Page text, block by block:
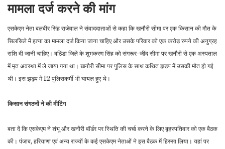
मामला दर्ज करने की मांग
एसकेएम नेता बलबीर सिंह राजेवाल ने संवाददाताओं से कहा कि खनौरी सीमा पर एक किसान की मौत के
सिलसिले में हत्या का मामला दर्ज किया जाना चाहिए और उसके परिवार को एक करोड़ रुपये की अनुग्रह
राशि दी जानी चाहिए। बठिंडा जिले के शुभकरण सिंह को संगरूर-जींद सीमा पर खनौरी से एक अस्पताल
में मृत अवस्था में ले जाया गया था। खनौरी सीमा पर पुलिस के साथ कथित झड़प में उसकी मौत हो गई
थी। इस झड़प में 12 पुलिसकर्मी भी घायल हुए थे।
किसान संगठनों ने की मीटिंग
बता दें कि एसकेएम ने शंभू और खनौरी बॉर्डर पर स्थिति की चर्चा करने के लिए बृहस्पतिवार को एक बैठक
की। पंजाब, हरियाणा एवं अन्य राज्यों के कई एसकेएम नेताओं ने इस बैठक में हिस्सा लिया। यहां पर